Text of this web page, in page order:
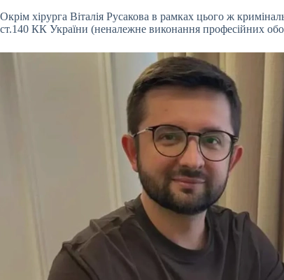
Окрім хірурга Віталія Русакова в рамках цього ж
ст.140 КК України (неналежне виконання професійних